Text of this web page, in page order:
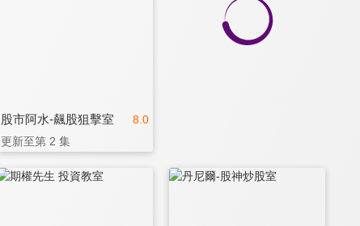
8.0
股市阿水-飆股狙擊室
更新至第 2 集